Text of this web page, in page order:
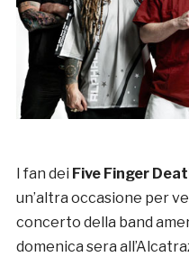
I fan dei Five Finger
un’altra occasione per
concerto della band
domenica sera